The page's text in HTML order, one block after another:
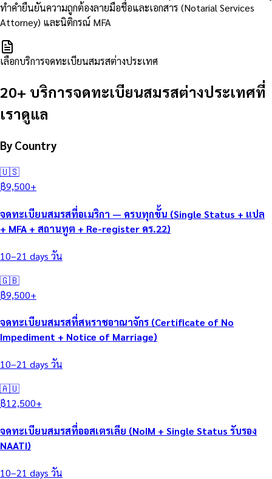
ทำคำยืนยันความถูกต้องลายมือชื่อและเอกสาร (Notarial Services
Attorney) และนิติกรณ์ MFA
เลือกบริการจดทะเบียนสมรสต่างประเทศ
20+ บริการจดทะเบียนสมรสต่างประเทศที่
เราดูแล
By Country
🇺🇸
฿9,500+
จดทะเบียนสมรสที่อเมริกา — ครบทุกขั้น (Single Status + แปล
+ MFA + สถานทูต + Re-register คร.22)
10–21 days วัน
🇬🇧
฿9,500+
จดทะเบียนสมรสที่สหราชอาณาจักร (Certificate of No
Impediment + Notice of Marriage)
10–21 days วัน
🇦🇺
฿12,500+
จดทะเบียนสมรสที่ออสเตรเลีย (NoIM + Single Status รับรอง
NAATI)
10–21 days วัน